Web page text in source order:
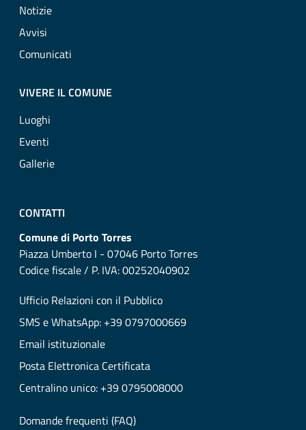
Notizie
Avvisi
Comunicati
VIVERE IL COMUNE
Luoghi
Eventi
Gallerie
CONTATTI
Comune di Porto Torres
Piazza Umberto I - 07046 Porto Torres
Codice fiscale / P. IVA: 00252040902
Ufficio Relazioni con il Pubblico
SMS e WhatsApp: +39 0797000669
Email istituzionale
Posta Elettronica Certificata
Centralino unico: +39 0795008000
Domande frequenti (FAQ)